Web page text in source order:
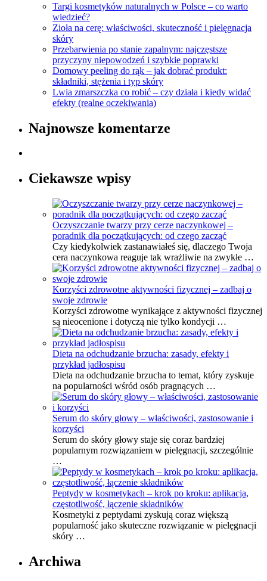
Targi kosmetyków naturalnych w Polsce – co warto
wiedzieć?
Zioła na cerę: właściwości, skuteczność i pielęgnacja
skóry
Przebarwienia po stanie zapalnym: najczęstsze
przyczyny niepowodzeń i szybkie poprawki
Domowy peeling do rąk – jak dobrać produkt:
składniki, stężenia i typ skóry
Lwia zmarszczka co robić – czy działa i kiedy widać
efekty (realne oczekiwania)
Najnowsze komentarze
Ciekawsze wpisy
Oczyszczanie twarzy przy cerze naczynkowej –
poradnik dla początkujących: od czego zacząć
Czy kiedykolwiek zastanawiałeś się, dlaczego Twoja
cera naczynkowa reaguje tak wrażliwie na zwykłe …
Korzyści zdrowotne aktywności fizycznej – zadbaj o
swoje zdrowie
Korzyści zdrowotne wynikające z aktywności fizycznej
są nieocenione i dotyczą nie tylko kondycji …
Dieta na odchudzanie brzucha: zasady, efekty i
przykład jadłospisu
Dieta na odchudzanie brzucha to temat, który zyskuje
na popularności wśród osób pragnących …
Serum do skóry głowy – właściwości, zastosowanie i
korzyści
Serum do skóry głowy staje się coraz bardziej
popularnym rozwiązaniem w pielęgnacji, szczególnie
…
Peptydy w kosmetykach – krok po kroku: aplikacja,
częstotliwość, łączenie składników
Kosmetyki z peptydami zyskują coraz większą
popularność jako skuteczne rozwiązanie w pielęgnacji
skóry …
Archiwa